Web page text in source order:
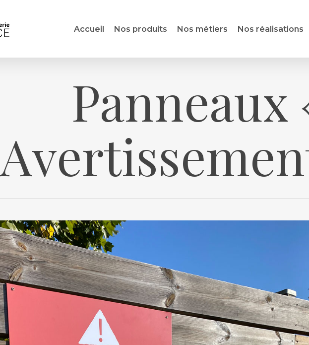
Accueil Nos produits Nos métiers Nos réalisations
Panneaux